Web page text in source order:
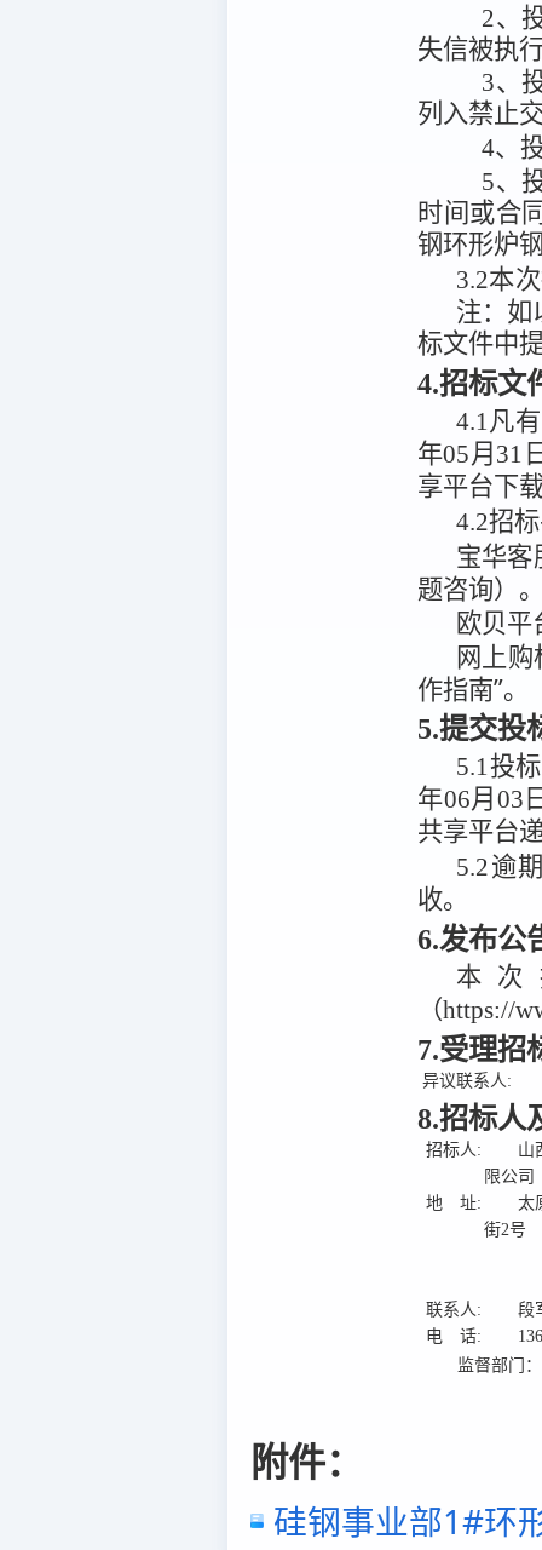
2、
失信被执
3、
列入禁止
4、
5、
时间或合
钢环形炉
3.2本
注： 如
标文件中
4.招标文
4.1凡
年05月31
享平台下
4.2招
宝华客
题咨询）
欧贝平
网上
作指南”。
5.提交投
5.1投
年06月03
共享平台
5.2逾
收。
6.发布公
本
（https://
7.受理招
异议联系人:
8.招标人
招标人:
山
限公司
地 址:
太
街2号
联系人:
段
电 话:
监督部门
附件：
硅钢事业部1#环